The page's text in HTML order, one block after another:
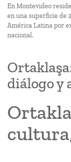
En Montevideo
en una superficie de
América Latina por
nacional.
diálogo y